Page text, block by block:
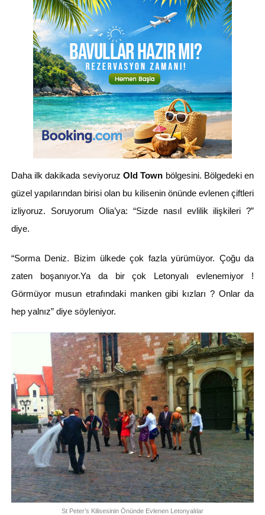
Daha ilk dakikada seviyoruz Old Town bölgesini. Bölgedeki en
güzel yapılarından birisi olan bu kilisenin önünde evlenen çiftleri
izliyoruz. Soruyorum Olia’ya: “Sizde nasıl evlilik ilişkileri ?”
diye.
“Sorma Deniz. Bizim ülkede çok fazla yürümüyor. Çoğu da
zaten boşanıyor.Ya da bir çok Letonyalı evlenemiyor !
Görmüyor musun etrafındaki manken gibi kızları ? Onlar da
hep yalnız” diye söyleniyor.
St Peter’s Kilisesinin Önünde Evlenen Letonyalılar